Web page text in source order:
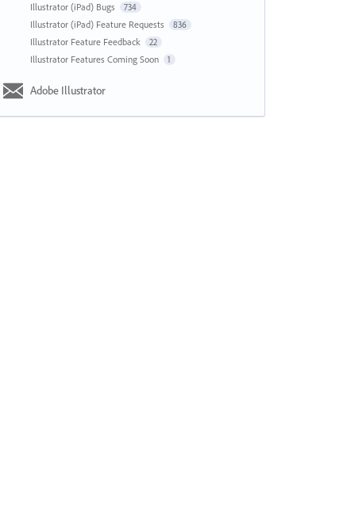
Illustrator (iPad) Bugs 734
Illustrator (iPad) Feature Requests 836
Illustrator Feature Feedback 22
Illustrator Features Coming Soon 1
Adobe Illustrator